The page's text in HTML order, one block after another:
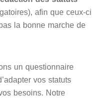
afin que ceux-ci
la bonne marche de
un questionnaire
vos statuts
besoins. Notre